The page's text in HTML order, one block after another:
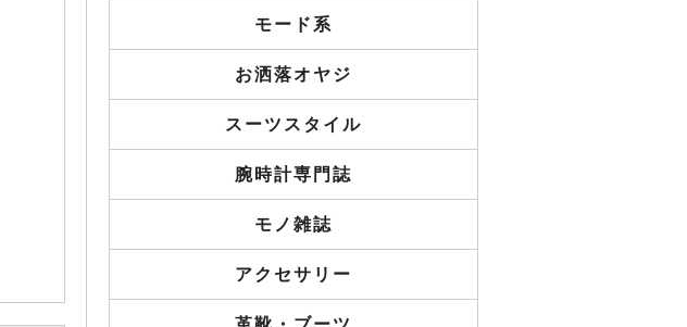
モード系
お洒落オヤジ
スーツスタイル
腕時計専門誌
モノ雑誌
アクセサリー